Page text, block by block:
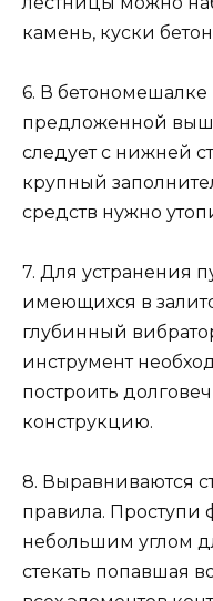
камень, куски
6. В бетономешалке
предложенной
следует с нижней
крупный
средств нужно
7. Для устранения
имеющихся в
глубинный
инструмент
построить
конструкцию.
8. Выравниваются
правила.
небольшим углом
стекать попавшая